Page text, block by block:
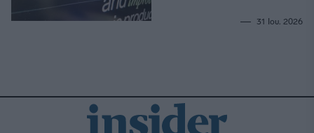
31 Ιου. 2026